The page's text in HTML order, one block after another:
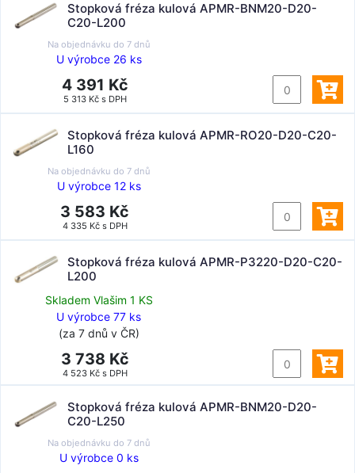
Stopková fréza kulová APMR-BNM20-D20-
C20-L200
Na objednávku do 7 dnů
U výrobce 26 ks
4 391 Kč
5 313 Kč s DPH
Stopková fréza kulová APMR-RO20-D20-C20-
L160
Na objednávku do 7 dnů
U výrobce 12 ks
3 583 Kč
4 335 Kč s DPH
Stopková fréza kulová APMR-P3220-D20-C20-
L200
Skladem Vlašim 1 KS
U výrobce 77 ks
(za 7 dnů v ČR)
3 738 Kč
4 523 Kč s DPH
Stopková fréza kulová APMR-BNM20-D20-
C20-L250
Na objednávku do 7 dnů
U výrobce 0 ks